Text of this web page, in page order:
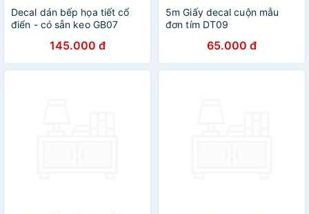
Decal dán bếp họa tiết cổ
điển - có sẵn keo GB07
145.000 đ
5m Giấy decal cuộn mẫu
đơn tím DT09
65.000 đ